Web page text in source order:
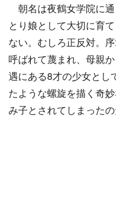
朝名は夜鶴女学院に
とり娘として大切に育
ない。むしろ正反対。
呼ばれて蔑まれ、母親
遇にある8才の少女とし
たような螺旋を描く奇
み子とされてしまったの